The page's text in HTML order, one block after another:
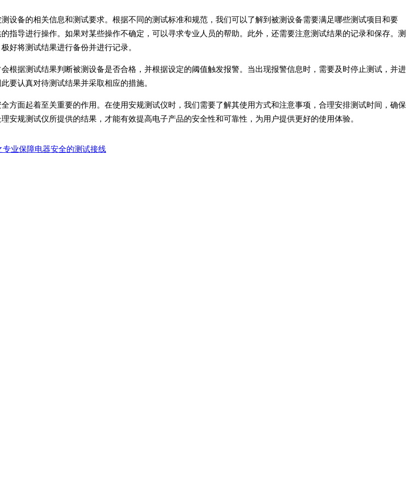
设备的相关信息和测试要求。根据不同的测试标准和规范，我们可以了解到被测设备需要满足哪些测试项目和要
指导进行操作。如果对某些操作不确定，可以寻求专业人员的帮助。此外，还需要注意测试结果的记录和保存。测
好将测试结果进行备份并进行记录。
根据测试结果判断被测设备是否合格，并根据设定的阈值触发报警。当出现报警信息时，需要及时停止测试，并进
要认真对待测试结果并采取相应的措施。
方面起着至关重要的作用。在使用安规测试仪时，我们需要了解其使用方式和注意事项，合理安排测试时间，确保
规测试仪所提供的结果，才能有效提高电子产品的安全性和可靠性，为用户提供更好的使用体验。
专业保障电器安全的测试接线